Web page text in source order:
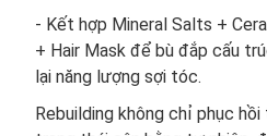
- Kết hợp Mineral Salts +
+ Hair Mask để bù đắp cấu
lại năng lượng sợi tóc.
Rebuilding không chỉ phục